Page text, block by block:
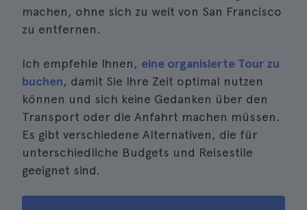
machen, ohne sich zu weit von San Francisco
zu entfernen.
Ich empfehle Ihnen, eine organisierte Tour zu
buchen, damit Sie Ihre Zeit optimal nutzen
können und sich keine Gedanken über den
Transport oder die Anfahrt machen müssen.
Es gibt verschiedene Alternativen, die für
unterschiedliche Budgets und Reisestile
geeignet sind.